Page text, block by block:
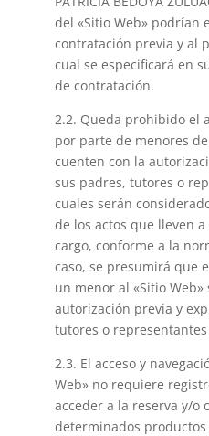
del «Sitio Web» podrían
contratación previa y al
cual se especificará en
de contratación.
2.2. Queda prohibido el
por parte de menores
cuenten con la
sus padres, tutores o
cuales serán
de los actos que lleven
cargo, conforme a la
caso, se presumirá que
un menor al «Sitio
autorización previa y
tutores o representantes
2.3. El acceso y
Web» no requiere
acceder a la reserva y/o
determinados